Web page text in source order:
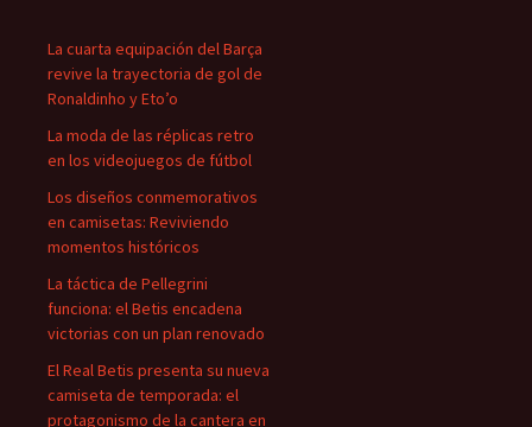
La cuarta equipación del Barça
revive la trayectoria de gol de
Ronaldinho y Eto’o
La moda de las réplicas retro
en los videojuegos de fútbol
Los diseños conmemorativos
en camisetas: Reviviendo
momentos históricos
La táctica de Pellegrini
funciona: el Betis encadena
victorias con un plan renovado
El Real Betis presenta su nueva
camiseta de temporada: el
protagonismo de la cantera en